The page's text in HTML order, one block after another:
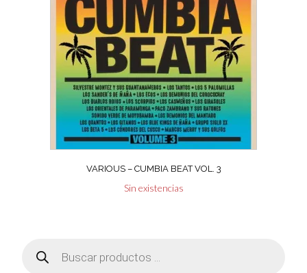
VARIOUS – CUMBIA BEAT VOL. 3
Sin existencias
productos